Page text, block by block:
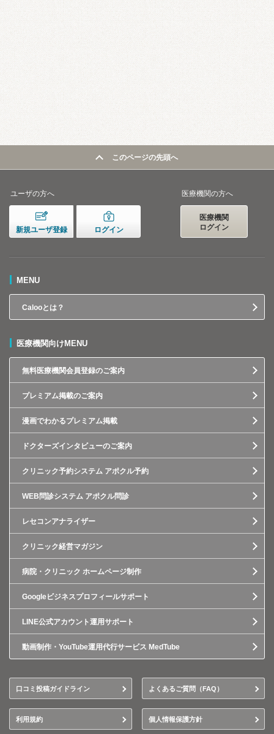
このページの先頭へ
ユーザの方へ
新規ユーザ登録 ログイン
医療機関の方へ
医療機関
ログイン
MENU
Calooとは？
医療機関向けMENU
無料医療機関会員登録のご案内
プレミアム掲載のご案内
漫画でわかるプレミアム掲載
ドクターズインタビューのご案内
クリニック予約システム アポクル予約
WEB問診システム アポクル問診
レセコンアナライザー
クリニック経営マガジン
病院・クリニック ホームページ制作
Googleビジネスプロフィールサポート
LINE公式アカウント運用サポート
動画制作・YouTube運用代行サービス MedTube
口コミ投稿ガイドライン よくあるご質問（FAQ）
利用規約 個人情報保護方針